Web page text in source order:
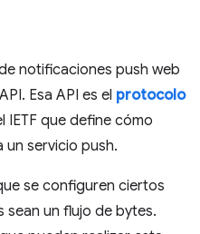
notificaciones push web
Esa API es el protocolo
IETF que define cómo
un servicio push.
se configuren ciertos
un flujo de bytes.